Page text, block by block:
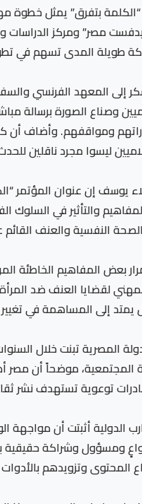
بتفرق” يمثل خطوة
طويلة المدى تسهم في تطوير
إلى المعهد الفرنسي
وصناع الصورة برسالة
ومواقفهم. وأضاف
ليسوا مجرد ناقلين
يوسف إن عنوان المؤتمر
والتأثير في السلوك
النفسية والعنف القائم
بعض المفاهيم الخاطئة
لقضايا العنف ضد
يمتد إلى المساهمة في
المصرية تبنت خلال
المجتمعية، موضحاً أن مصر
توعوية تستهدف نشر
الدولية أثبتت أن مواجهة
واعٍ ومسؤول وشراكة حقيقية
المحتوى وتزويدهم